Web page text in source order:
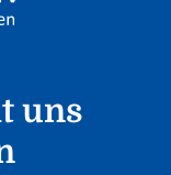
uns